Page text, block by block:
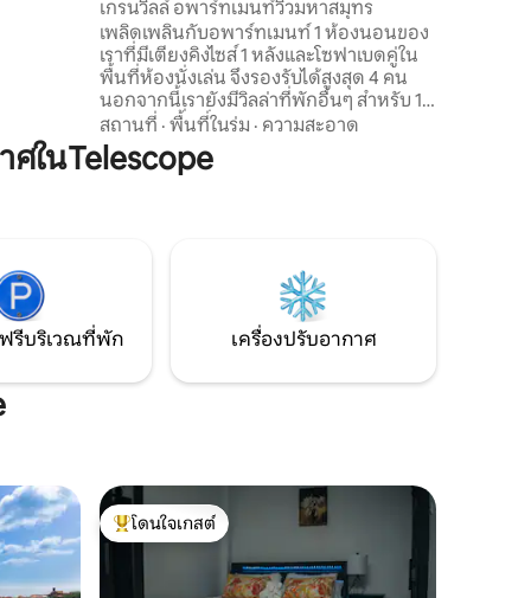
เกรนวิลล์ อพาร์ทเมนท์วิวมหาสมุทร
เพลิดเพลินกับอพาร์ทเมนท์ 1 ห้องนอนของ
เราที่มีเตียงคิงไซส์ 1 หลังและโซฟาเบดคู่ใน
พื้นที่ห้องนั่งเล่น จึงรองรับได้สูงสุด 4 คน
นอกจากนี้เรายังมีวิลล่าที่พักอื่นๆ สำหรับ 1
ถึง 10 คน ดื่มด่ำกับความงามและเสน่ห์ของ
“เกาะเครื่องเทศ” ด้วยอพาร์ทเมนท์ที่อบอุ่น
และมีสไตล์ของเรา ที่พักของเรามีความ
สถานที่ · พื้นที่ในร่ม · ความสะอาด
ในTelescope
รีบริเวณที่พัก เครื่องปรับอากาศ
โดนใจเกสต์ที่สุด
โดนใจเกสต์